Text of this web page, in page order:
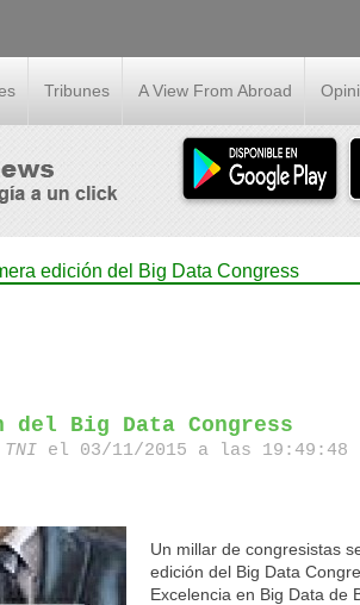
Tribunes A View From Abroad
edición del Big Data Congress
del Big Data Congress
el 03/11/2015 a las 19:49:48
Un millar de congresistas
edición del Big Data
Excelencia en Big Data de